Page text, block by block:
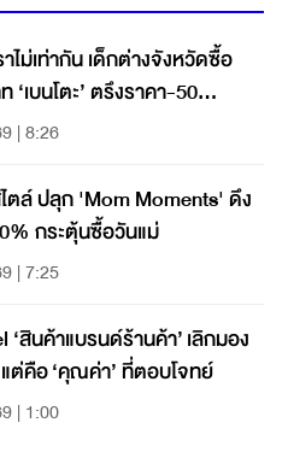
าไม่เท่ากัน เด็กต่างจังหวัดซื้อ
‘เบนโตะ’ ตรึงราคา-50
ด้| 8:26
ตล์ ปลุก 'Mom Moments' ดึง
กระตุ้นซื้อวันแม่
| 7:25
สินค้าแบรนด์ร้านค้า’ เลิกมอง
ต่คือ ‘คุณค่า’ ที่ตอบโจทย์
| 1:00